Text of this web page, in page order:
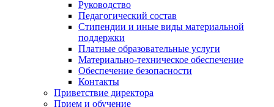
Руководство
Педагогический состав
Стипендии и иные виды материальной
поддержки
Платные образовательные услуги
Материально-техническое обеспечение
Обеспечение безопасности
Контакты
Приветствие директора
Прием и обучение